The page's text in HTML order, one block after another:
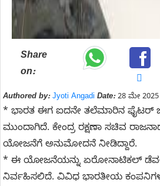
Share
on:
Authored by: Jyoti Angadi Date:28 ಮೇ 2025
* ಭಾರತ ಈಗ ಐದನೇ ತಲೆಮಾರಿನ ಫೈಟರ್
ಮುಂದಾಗಿದೆ. ಕೇಂದ್ರ ರಕ್ಷಣಾ ಸಚಿವ
ಯೋಜನೆಗೆ ಅನುಮೋದನೆ ನೀಡಿದ್ದಾರೆ.
* ಈ ಯೋಜನೆಯನ್ನು ಏರೋನಾಟಿಕಲ್
ನಿರ್ವಹಿಸಲಿದೆ. ವಿವಿಧ ಭಾರತೀಯ